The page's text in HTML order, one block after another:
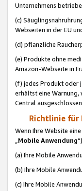
Unternehmens
(c)
Webseiten in der EU
(d) pflanzliche
(e) Produkte ohne
Amazon-Webseite in
(f) jedes Produkt oder
erhältst eine Warnung,
Central
Richtlinie für
Wenn Ihre Website
„Mobile Anwendung
(a) Ihre Mobile
(b) Ihre Mobile
(c) Ihre Mobile